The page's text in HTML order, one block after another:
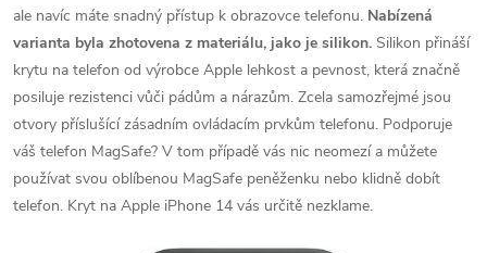
ale navíc máte snadný přístup k obrazovce telefonu. Nabízená
varianta byla zhotovena z materiálu, jako je silikon. Silikon přináší
krytu na telefon od výrobce Apple lehkost a pevnost, která značně
posiluje rezistenci vůči pádům a nárazům. Zcela samozřejmé jsou
otvory příslušící zásadním ovládacím prvkům telefonu. Podporuje
váš telefon MagSafe? V tom případě vás nic neomezí a můžete
používat svou oblíbenou MagSafe peněženku nebo klidně dobít
telefon. Kryt na Apple iPhone 14 vás určitě nezklame.